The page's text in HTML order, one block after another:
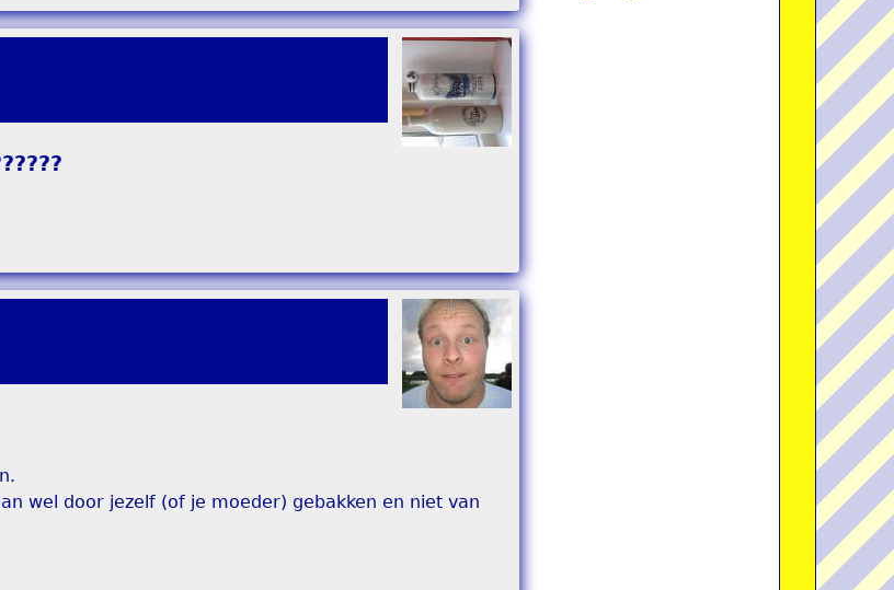
wel door jezelf (of je moeder) gebakken en niet van